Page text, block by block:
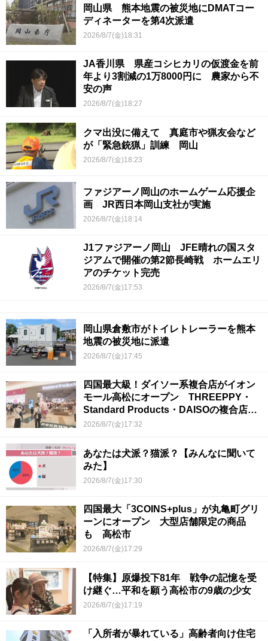
岡山県 熊本地震の被災地にDMATコー
ディネーターを第4次派遣
2026/8/7(金)18:31
JA香川県 県産コシヒカリの仮渡金を前
年より3割減の1万8000円に 農家から不
安の声
2026/8/7(金)18:27
クマ出没に備えて 真庭市や猟友会など
が「緊急銃猟」訓練 岡山
2026/8/7(金)18:23
ファジアーノ岡山のホームゲーム応援企
画 JR西日本岡山支社が実施
2026/8/7(金)18:14
J1ファジアーノ岡山 JFE晴れの国スタ
ジアムで開催の第2節長崎戦 ホームエリ
アのチケット完売
2026/8/7(金)17:53
岡山県倉敷市がトイレトレーラーを熊本
地震の被災地に派遣
2026/8/7(金)17:45
四国最大級！ダイソー系複合店がイオン
モール高松にオープン THREEPPY・
Standard Products・DAISOの複合店は
香川県初
2026/8/7(金)17:32
あなたは犬派？猫派？【みんなに聞いて
みた】
2026/8/7(金)17:30
四国最大「3COINS+plus」が丸亀町グリ
ーンにオープン 大型店舗限定の商品
も 高松市
2026/8/7(金)17:29
【特集】原爆投下81年 戦争の記憶を受
け継ぐ…平和を願う高松市の9歳の少女
2026/8/7(金)17:19
「入所者が暴れている」高齢者向け住宅